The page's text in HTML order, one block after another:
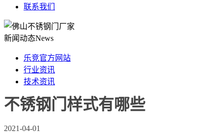
联系我们
新闻动态News
乐竞官方网站
行业资讯
技术资讯
不锈钢门样式有哪些
2021-04-01